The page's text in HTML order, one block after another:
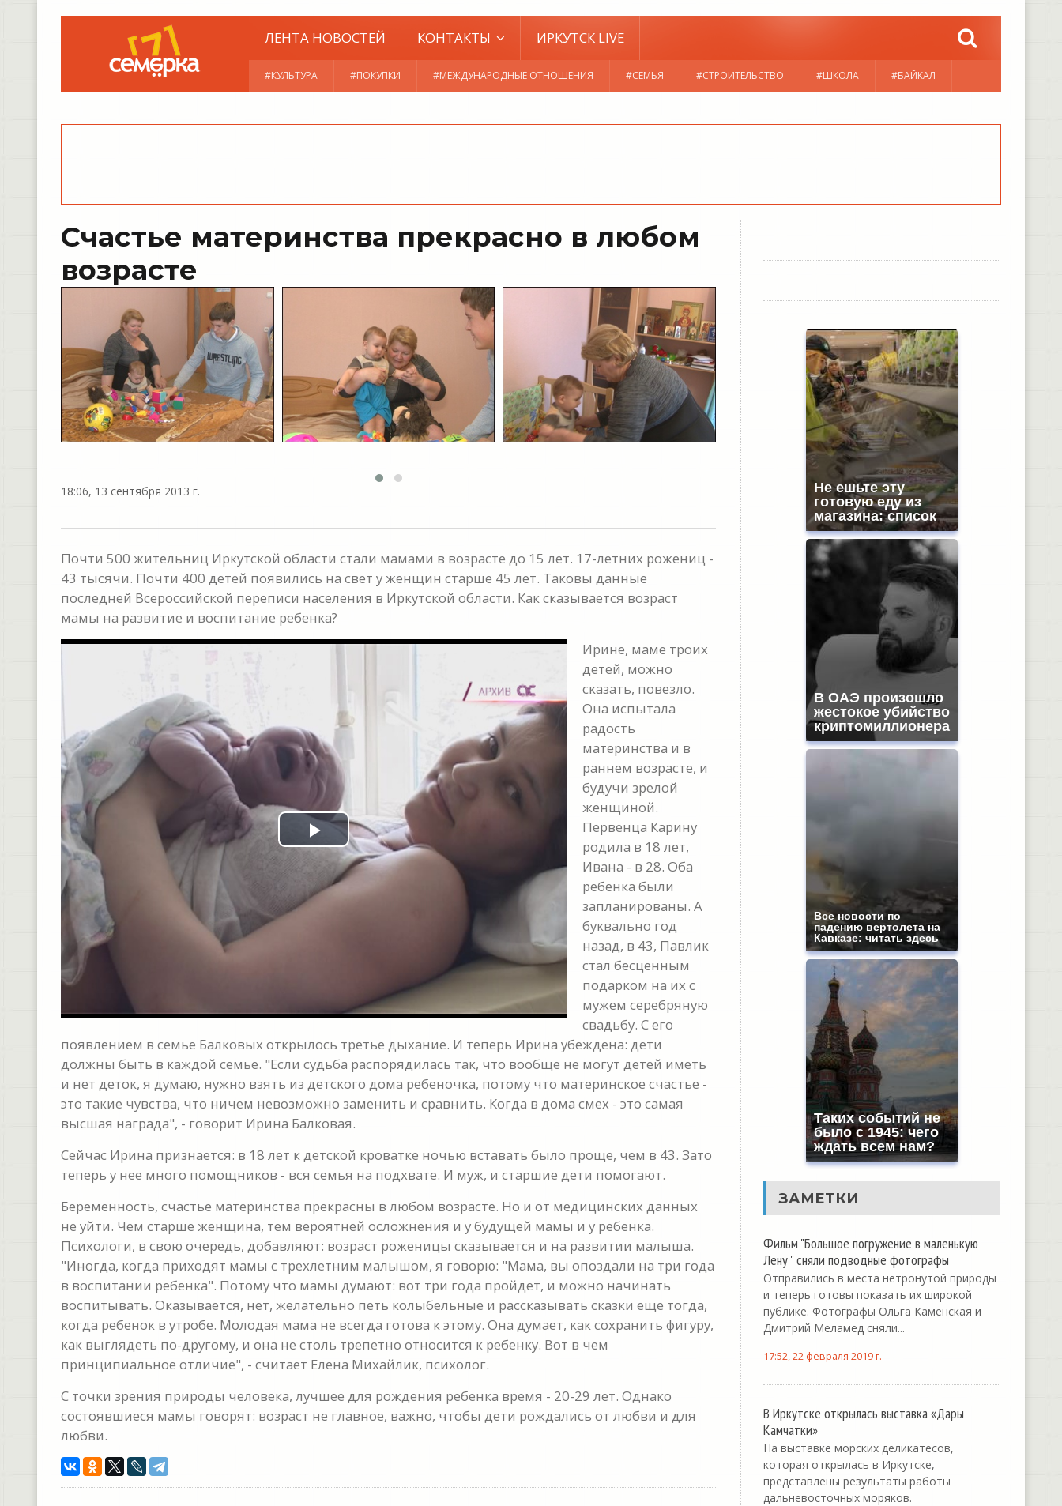
ЛЕНТА НОВОСТЕЙ КОНТАКТЫ ИРКУТСК LIVE
#КУЛЬТУРА #ПОКУПКИ #МЕЖДУНАРОДНЫЕ ОТНОШЕНИЯ #СЕМЬЯ #СТРОИТЕЛЬСТВО #ШКОЛА #БАЙКАЛ
Счастье материнства прекрасно в любом
возрасте
18:06, 13 сентября 2013 г.
Почти 500 жительниц Иркутской области стали мамами в возрасте до 15 лет. 17-летних рожениц -
43 тысячи. Почти 400 детей появились на свет у женщин старше 45 лет. Таковы данные
последней Всероссийской переписи населения в Иркутской области. Как сказывается возраст
мамы на развитие и воспитание ребенка?
Play
Video
Ирине, маме троих
детей, можно
сказать, повезло.
Она испытала
радость
материнства и в
раннем возрасте, и
будучи зрелой
женщиной.
Первенца Карину
родила в 18 лет,
Ивана - в 28. Оба
ребенка были
запланированы. А
буквально год
назад, в 43, Павлик
стал бесценным
подарком на их с
мужем серебряную
свадьбу. С его
появлением в семье Балковых открылось третье дыхание. И теперь Ирина убеждена: дети
должны быть в каждой семье. "Если судьба распорядилась так, что вообще не могут детей иметь
и нет деток, я думаю, нужно взять из детского дома ребеночка, потому что материнское счастье -
это такие чувства, что ничем невозможно заменить и сравнить. Когда в дома смех - это самая
высшая награда", - говорит Ирина Балковая.
Сейчас Ирина признается: в 18 лет к детской кроватке ночью вставать было проще, чем в 43. Зато
теперь у нее много помощников - вся семья на подхвате. И муж, и старшие дети помогают.
Беременность, счастье материнства прекрасны в любом возрасте. Но и от медицинских данных
не уйти. Чем старше женщина, тем вероятней осложнения и у будущей мамы и у ребенка.
Психологи, в свою очередь, добавляют: возраст роженицы сказывается и на развитии малыша.
"Иногда, когда приходят мамы с трехлетним малышом, я говорю: "Мама, вы опоздали на три года
в воспитании ребенка". Потому что мамы думают: вот три года пройдет, и можно начинать
воспитывать. Оказывается, нет, желательно петь колыбельные и рассказывать сказки еще тогда,
когда ребенок в утробе. Молодая мама не всегда готова к этому. Она думает, как сохранить фигуру,
как выглядеть по-другому, и она не столь трепетно относится к ребенку. Вот в чем
принципиальное отличие", - считает Елена Михайлик, психолог.
С точки зрения природы человека, лучшее для рождения ребенка время - 20-29 лет. Однако
состоявшиеся мамы говорят: возраст не главное, важно, чтобы дети рождались от любви и для
любви.
Не ешьте эту
готовую еду из
магазина: список
В ОАЭ произошло
жестокое убийство
криптомиллионера
Все новости по
падению вертолета на
Кавказе: читать здесь
Таких событий не
было с 1945: чего
ждать всем нам?
ЗАМЕТКИ
Фильм "Большое погружение в маленькую
Лену " сняли подводные фотографы
Отправились в места нетронутой природы
и теперь готовы показать их широкой
публике. Фотографы Ольга Каменская и
Дмитрий Меламед сняли...
17:52, 22 февраля 2019 г.
В Иркутске открылась выставка «Дары
Камчатки»
На выставке морских деликатесов,
которая открылась в Иркутске,
представлены результаты работы
дальневосточных моряков.